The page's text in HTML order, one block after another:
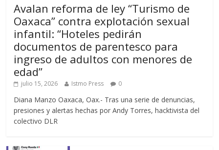
Avalan reforma de ley “Turismo de
Oaxaca” contra explotación sexual
infantil: “Hoteles pedirán
documentos de parentesco para
ingreso de adultos con menores de
edad”
julio 15, 2026 Istmo Press 0
Diana Manzo Oaxaca, Oax.- Tras una serie de denuncias,
presiones y alertas hechas por Andy Torres, hacktivista del
colectivo DLR